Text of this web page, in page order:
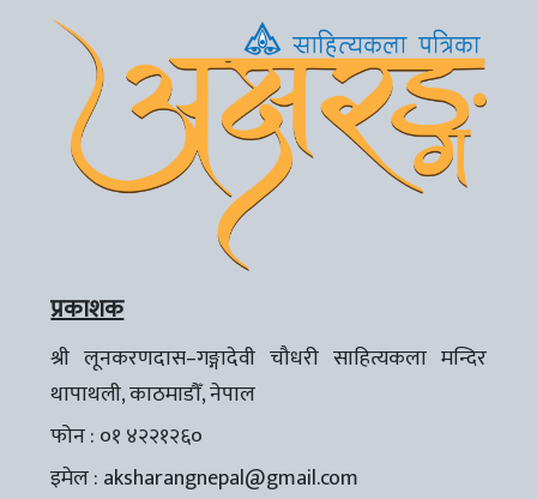
प्रकाशक
श्री लूनकरणदास–गङ्गादेवी चौधरी साहित्यकला मन्दिर
थापाथली, काठमाडौँ, नेपाल
फोन : ०१ ४२२१२६०
इमेल : aksharangnepal@gmail.com